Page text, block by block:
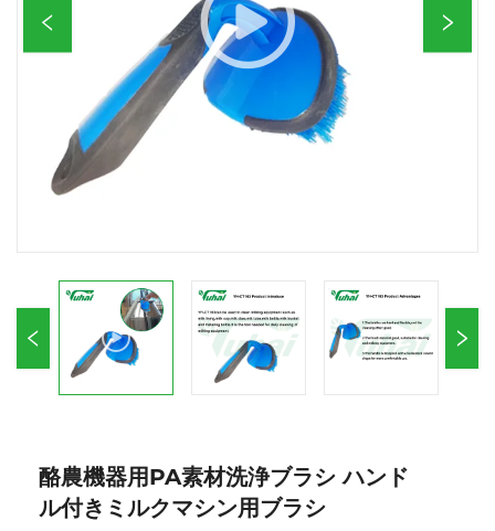
酪農機器用PA素材洗浄ブラシ ハンド
ル付きミルクマシン用ブラシ